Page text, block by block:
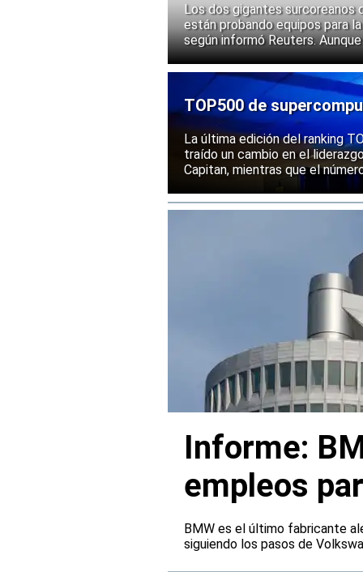
Los dos gigantes surcoreanos
están probando equipos para
según informó Reuters.
implementación, las acciones
ante la posibilidad de un
exportación de tecnologías
TOP500 de
mantiene una posición
La última edición del ranking
traído un cambio en el
Capitan, mientras que el
mantenido su posición entre
rendimiento.
Informe:
empleos
BMW es el último fabricante
siguiendo los pasos de